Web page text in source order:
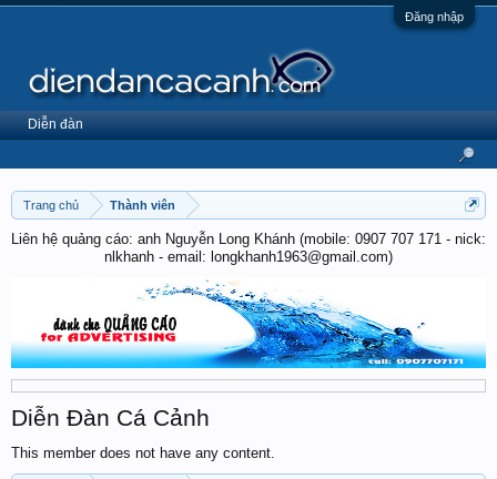
Đăng nhập
Trang chủ Thành viên
Liên hệ quảng cáo: anh Nguyễn Long Khánh (mobile: 0907 707 171 - nick:
nlkhanh - email: longkhanh1963@gmail.com)
Diễn Đàn Cá Cảnh
This member does not have any content.
Diễn đàn